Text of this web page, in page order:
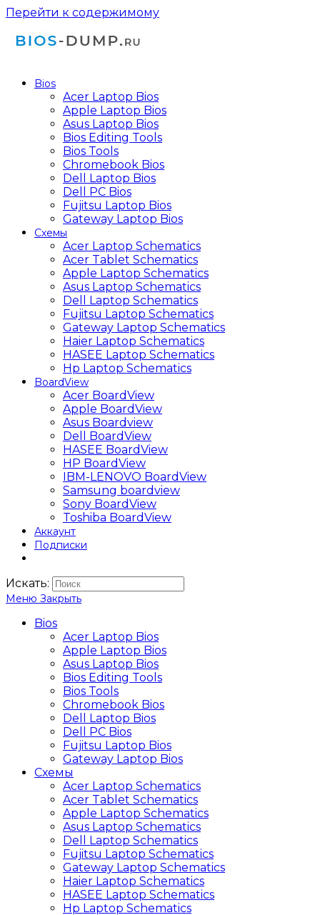
Перейти к содержимому
Bios
Acer Laptop Bios
Apple Laptop Bios
Asus Laptop Bios
Bios Editing Tools
Bios Tools
Chromebook Bios
Dell Laptop Bios
Dell PC Bios
Fujitsu Laptop Bios
Gateway Laptop Bios
Схемы
Acer Laptop Schematics
Acer Tablet Schematics
Apple Laptop Schematics
Asus Laptop Schematics
Dell Laptop Schematics
Fujitsu Laptop Schematics
Gateway Laptop Schematics
Haier Laptop Schematics
HASEE Laptop Schematics
Hp Laptop Schematics
BoardView
Acer BoardView
Apple BoardView
Asus Boardview
Dell BoardView
HASEE BoardView
HP BoardView
IBM-LENOVO BoardView
Samsung boardview
Sony BoardView
Toshiba BoardView
Аккаунт
Подписки
Искать:
Меню Закрыть
Bios
Acer Laptop Bios
Apple Laptop Bios
Asus Laptop Bios
Bios Editing Tools
Bios Tools
Chromebook Bios
Dell Laptop Bios
Dell PC Bios
Fujitsu Laptop Bios
Gateway Laptop Bios
Схемы
Acer Laptop Schematics
Acer Tablet Schematics
Apple Laptop Schematics
Asus Laptop Schematics
Dell Laptop Schematics
Fujitsu Laptop Schematics
Gateway Laptop Schematics
Haier Laptop Schematics
HASEE Laptop Schematics
Hp Laptop Schematics